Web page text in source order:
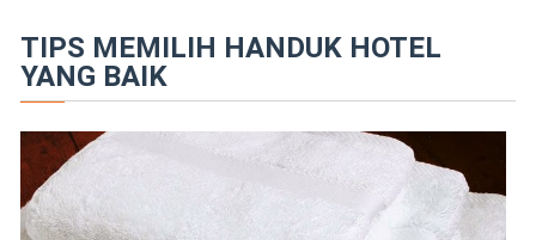
TIPS MEMILIH HANDUK HOTEL
YANG BAIK